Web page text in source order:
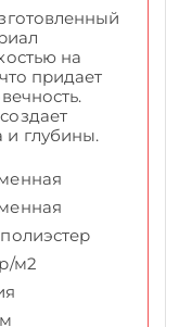
на
придает
глубины.
м2